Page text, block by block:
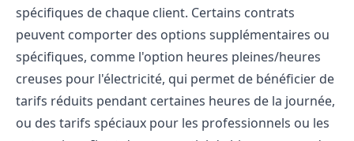
spécifiques de chaque client. Certains contrats
peuvent comporter des options supplémentaires ou
spécifiques, comme l'option heures pleines/heures
creuses pour l'électricité, qui permet de bénéficier de
tarifs réduits pendant certaines heures de la journée,
ou des tarifs spéciaux pour les professionnels ou les